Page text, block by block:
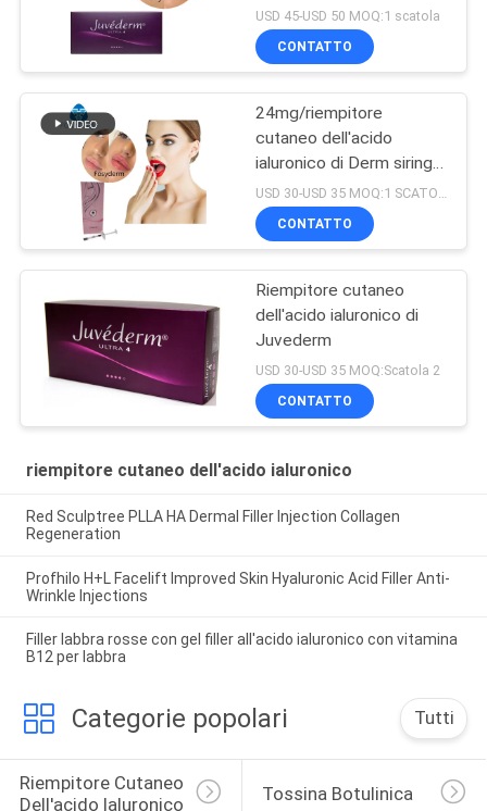
ialuronico di ml Ultra4 per
le labbra 2*1ml
USD 45-USD 50 MOQ:1 scatola
CONTATTO
24mg/riempitore
cutaneo dell'acido
ialuronico di Derm siringa
di ml 2ml
USD 30-USD 35 MOQ:1 SCATOLA
CONTATTO
Riempitore cutaneo
dell'acido ialuronico di
Juvederm
USD 30-USD 35 MOQ:Scatola 2
CONTATTO
riempitore cutaneo dell'acido ialuronico
Red Sculptree PLLA HA Dermal Filler Injection Collagen
Regeneration
Profhilo H+L Facelift Improved Skin Hyaluronic Acid Filler Anti-
Wrinkle Injections
Filler labbra rosse con gel filler all'acido ialuronico con vitamina
B12 per labbra
Categorie popolari Tutti
Riempitore Cutaneo
Dell'acido Ialuronico
Tossina Botulinica